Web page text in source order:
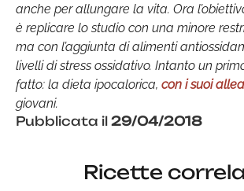
anche per allungare la vita. Ora
è replicare lo studio con una minore
ma con l’aggiunta di alimenti
livelli di stress ossidativo. Intanto un
fatto: la dieta ipocalorica, con i suoi
giovani.
Pubblicata il 29/04/2018
Ricette